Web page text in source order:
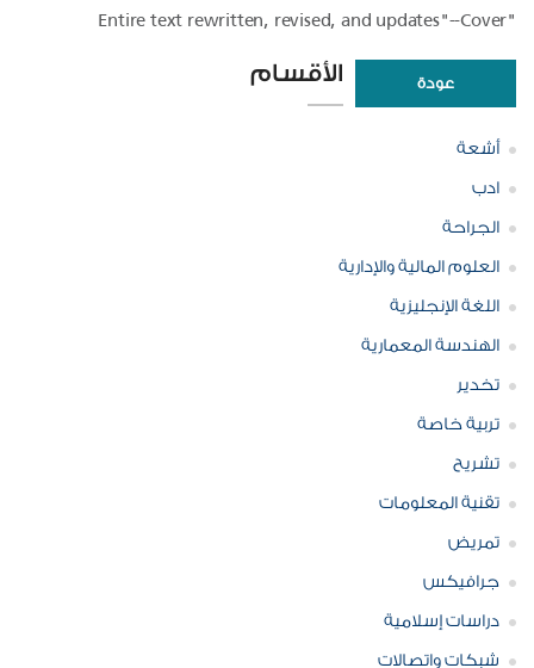
"Entire text rewritten, revised, and updates"--Cover
عودة الأقسام
أشعة
ادب
الجراحة
العلوم المالية والإدارية
اللغة الإنجليزية
الهندسة المعمارية
تخدير
تربية خاصة
تشريح
تقنية المعلومات
تمريض
جرافيكس
دراسات إسلامية
شبكات واتصالات